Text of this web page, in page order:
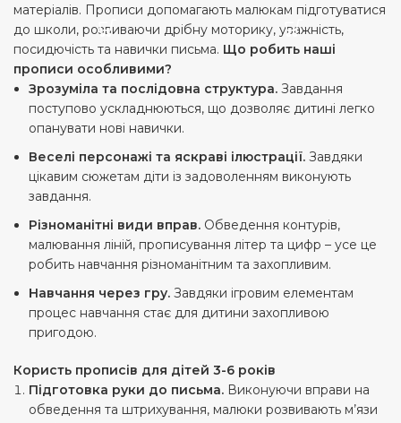
матеріалів. Прописи допомагають малюкам підготуватися
до школи, розвиваючи дрібну моторику, уважність,
посидючість та навички письма. Що робить наші
прописи особливими?
Зрозуміла та послідовна структура. Завдання
поступово ускладнюються, що дозволяє дитині легко
опанувати нові навички.
Веселі персонажі та яскраві ілюстрації. Завдяки
цікавим сюжетам діти із задоволенням виконують
завдання.
Різноманітні види вправ. Обведення контурів,
малювання ліній, прописування літер та цифр – усе це
робить навчання різноманітним та захопливим.
Навчання через гру. Завдяки ігровим елементам
процес навчання стає для дитини захопливою
пригодою.
Користь прописів для дітей 3-6 років
Підготовка руки до письма. Виконуючи вправи на
обведення та штрихування, малюки розвивають м’язи